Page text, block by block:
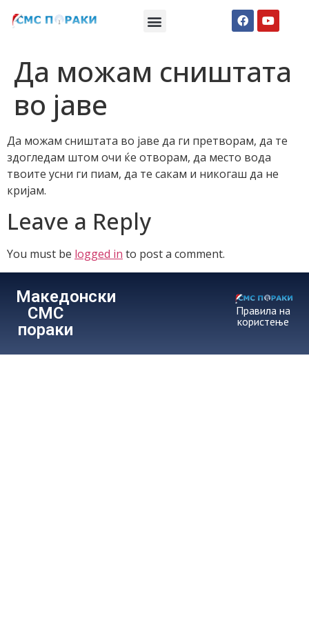
Да можам сништата
во јаве
Да можам сништата во јаве да ги претворам, да те
здогледам штом очи ќе отворам, да место вода
твоите усни ги пиам, да те сакам и никогаш да не
кријам.
Leave a Reply
You must be logged in to post a comment.
Македонски
СМС
пораки
Правила на
користење